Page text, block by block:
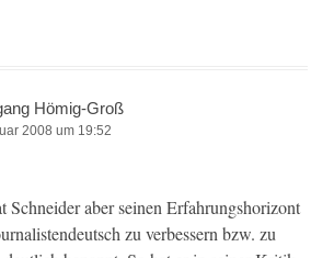
Hömig-Groß
2008 um 19:52
Schnei­der aber seinen Erfahrung­shor­i­zont
zu verbessern bzw. zu